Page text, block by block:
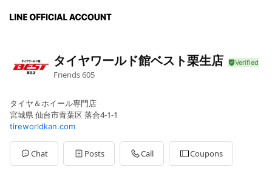
タイヤワールド館ベスト栗生店
Friends605
タイヤ＆ホイール専門店
宮城県 仙台市青葉区 落合4-1-1
tireworldkan.com
Chat Posts Call Coupons